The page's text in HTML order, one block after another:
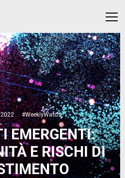
Menu
#WeeklyWatch
EMERGENTI:
E RISCHI DI